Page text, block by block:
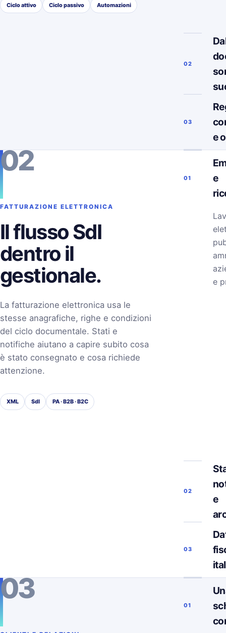
Ciclo attivo Ciclo passivo Automazioni
02
03
e
02
FATTURAZIONE ELETTRONICA
Il flusso SdI
dentro il
gestionale.
La fatturazione elettronica usa le
stesse anagrafiche, righe e condizioni
del ciclo documentale. Stati e
notifiche aiutano a capire subito cosa
è stato consegnato e cosa richiede
attenzione.
XML SdI PA · B2B · B2C
01
e
e
02
e
03
03
01